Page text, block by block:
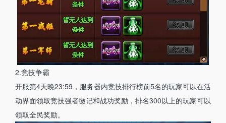
2.竞技争霸
开服第4天晚23:59，服务器内竞技排行榜前5名的玩家可以在活
动界面领取竞技强者徽记和战功奖励，排名300以上的玩家可以
领取全民奖励。